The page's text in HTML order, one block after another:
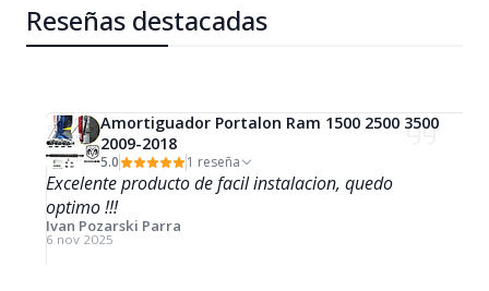
Reseñas destacadas
Amortiguador Portalon Ram 1500 2500 3500
2009-2018
5.0 1 reseña
Excelente producto de facil instalacion, quedo
optimo !!!
Ivan Pozarski Parra
6 nov 2025